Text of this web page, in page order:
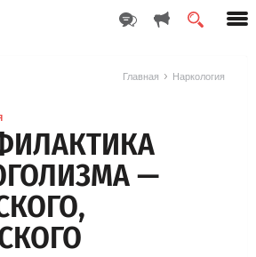
Главная Наркология
—